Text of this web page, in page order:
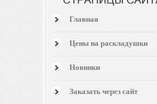
Главная
Цены на раскладушки
Новинки
Заказать через сайт